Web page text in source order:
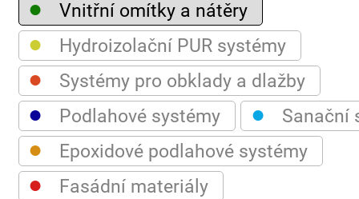
● Vnitřní omítky a nátěry
● Hydroizolační PUR systémy
● Systémy pro obklady a dlažby
● Podlahové systémy ● Sanační
● Epoxidové podlahové systémy
● Fasádní materiály